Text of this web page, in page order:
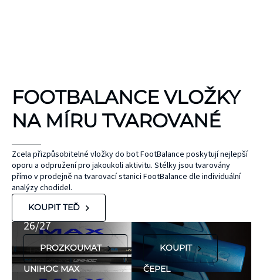
FOOTBALANCE VLOŽKY
NA MÍRU TVAROVANÉ
Zcela přizpůsobitelné vložky do bot FootBalance poskytují nejlepší
oporu a odpružení pro jakoukoli aktivitu. Stélky jsou tvarovány
přímo v prodejně na tvarovací stanici FootBalance dle individuální
analýzy chodidel.
KOUPIT TEĎ
UNIHOC
MAX
Nová kolekce
26/27
PROZKOUMAT
UNIHOC MAX
ČEPEL
ZONE
KOUPIT
ČEPEL
KINEZIOLOGICKÉ
TEJPY
KT TAPE
bez latexu a
přírodního
hypoalergenní,
neobsahují latex
ani přírodní
kaučuk. Obsahují